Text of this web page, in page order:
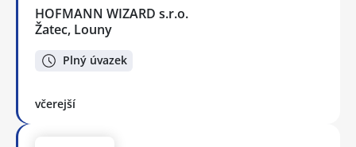
HOFMANN WIZARD s.r.o.
Žatec, Louny
Plný úvazek
včerejší